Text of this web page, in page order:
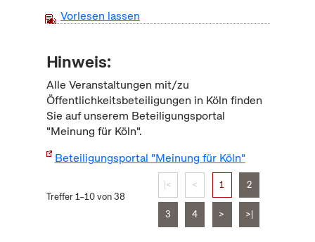
Vorlesen lassen
Hinweis:
Alle Veranstaltungen mit/zu
Öffentlichkeitsbeteiligungen in Köln finden
Sie auf unserem Beteiligungsportal
"Meinung für Köln".
Beteiligungsportal "Meinung für Köln"
Treffer 1–10 von 38
|< < 1 2
3 4 > >|